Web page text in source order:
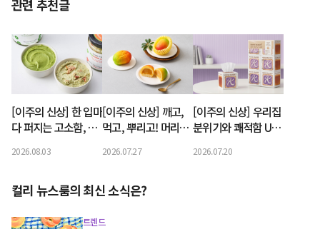
관련 추천글
[이주의 신상] 한 입마
다 퍼지는 고소함, 꾸
유 디저트
2026.08.03
[이주의 신상] 깨고,
먹고, 뿌리고! 머리부
쿨링템
2026.07.27
[이주의 신상] 우리집
분위기와 쾌적함 UP!
라인업
2026.07.20
컬리 뉴스룸의 최신 소식은?
트렌드